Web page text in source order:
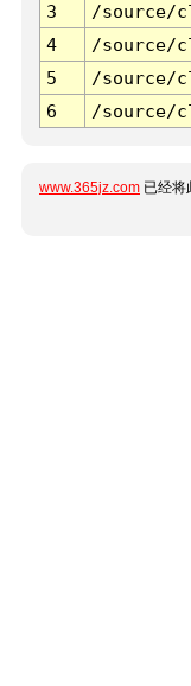
3 /source/
4
/source/
5
/source/
6
/source/
www.365jz.com 已经将